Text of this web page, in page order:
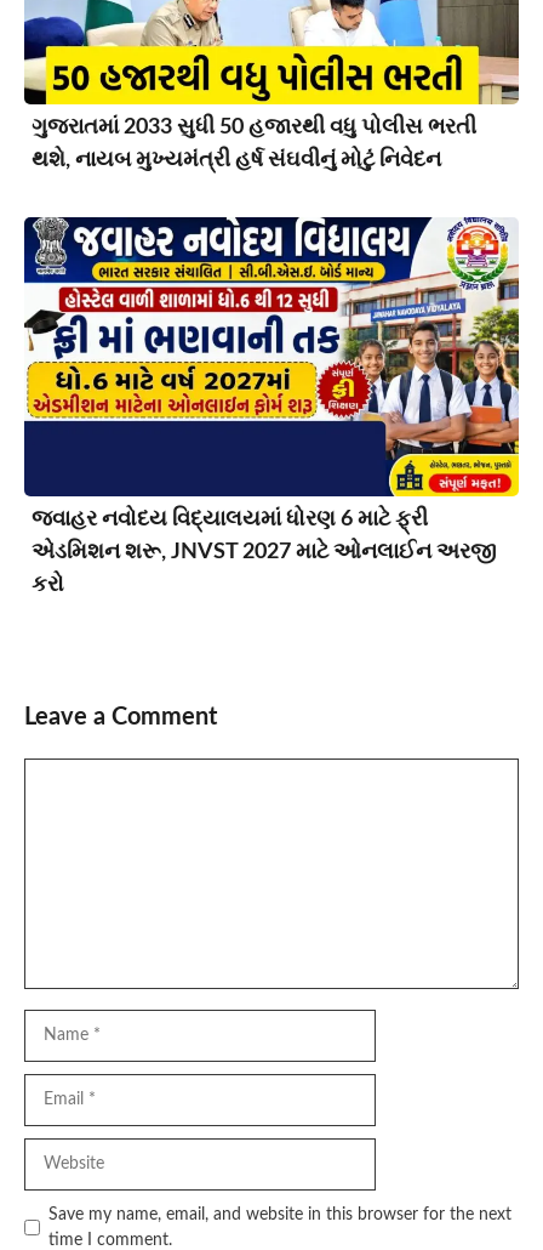
ગુજરાતમાં 2033 સુધી 50 હજારથી વધુ પોલીસ ભરતી
થશે, નાયબ મુખ્યમંત્રી હર્ષ સંઘવીનું મોટું નિવેદન
જવાહર નવોદય વિદ્યાલયમાં ધોરણ 6 માટે ફ્રી
એડમિશન શરૂ, JNVST 2027 માટે ઓનલાઈન અરજી
કરો
Leave a Comment
Save my name, email, and website in this browser for the next
time I comment.